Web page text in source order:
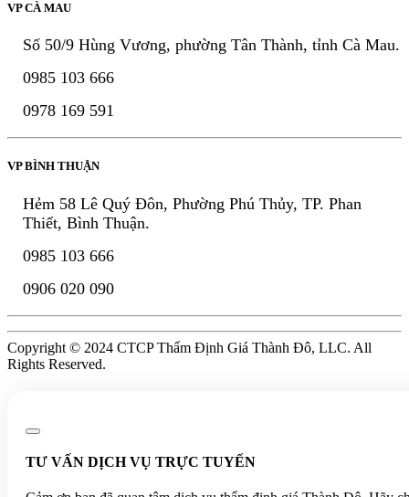
VP CÀ MAU
Số 50/9 Hùng Vương, phường Tân Thành, tỉnh Cà Mau.
0985 103 666
0978 169 591
VP BÌNH THUẬN
Hẻm 58 Lê Quý Đôn, Phường Phú Thủy, TP. Phan
Thiết, Bình Thuận.
0985 103 666
0906 020 090
Copyright © 2024 CTCP Thẩm Định Giá Thành Đô, LLC. All
Rights Reserved.
TƯ VẤN DỊCH VỤ TRỰC TUYẾN